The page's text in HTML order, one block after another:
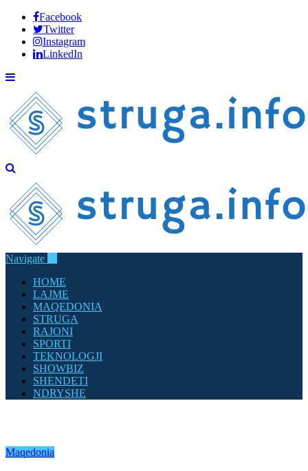
Facebook
Twitter
Instagram
LinkedIn
Navigate
HOME
LAJME
MAQEDONIA
STRUGA
RAJONI
SPORTI
TEKNOLOGJI
SHOWBIZ
SHENDETI
NDRYSHE
Maqedonia